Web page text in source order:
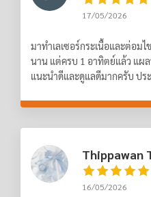
17/05/2026
มาทำเลเซอร์กระเนื้อและต่อม
นาน แต่ครบ 1 อาทิตย์แล้ว แผ
แนะนำดีและดูแลดีมากครับ ปร
Thippawan
16/05/2026